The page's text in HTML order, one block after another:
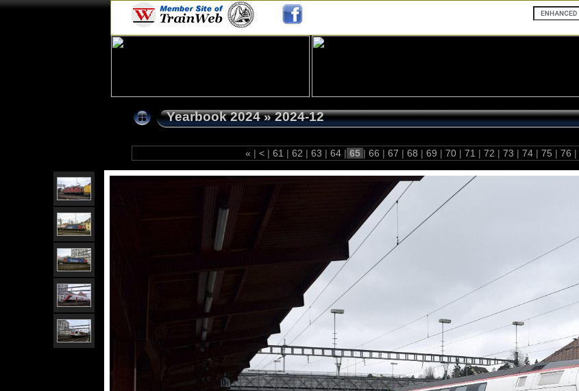
Yearbook 2024»2024-12
« | < | 61 | 62 | 63 | 64 | 65 | 66 | 67 | 68 | 69 | 70 | 71 | 72 | 73 | 74 | 75 | 76 |